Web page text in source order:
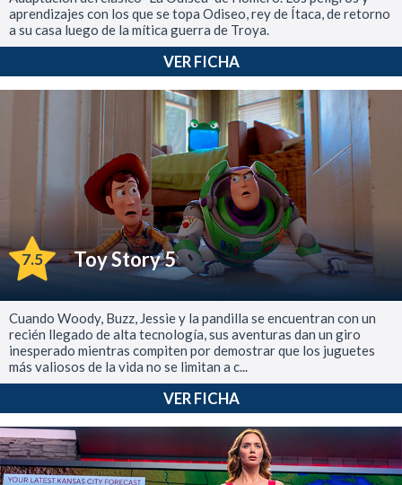
aprendizajes con los que se topa Odiseo, rey de Ítaca, de retorno
a su casa luego de la mítica guerra de Troya.
VER FICHA
7.5 Toy Story 5
Cuando Woody, Buzz, Jessie y la pandilla se encuentran con un
recién llegado de alta tecnología, sus aventuras dan un giro
inesperado mientras compiten por demostrar que los juguetes
más valiosos de la vida no se limitan a c...
VER FICHA